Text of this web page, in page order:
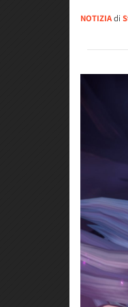
NOTIZIAdi